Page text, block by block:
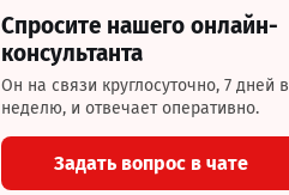
Спросите нашего онлайн-
консультанта
Он на связи круглосуточно, 7 дней в
неделю, и отвечает оперативно.
Задать вопрос в чате